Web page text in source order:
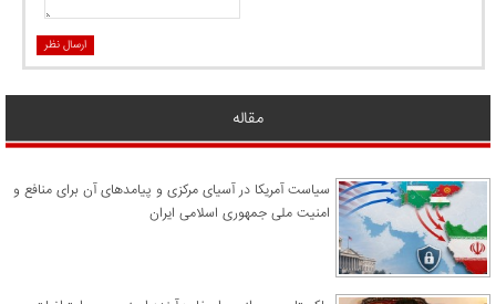
ارسال نظر
مقاله
سیاست آمریکا در آسیای مرکزی و پیامدهای آن برای منافع و
امنیت ملی جمهوری اسلامی ایران